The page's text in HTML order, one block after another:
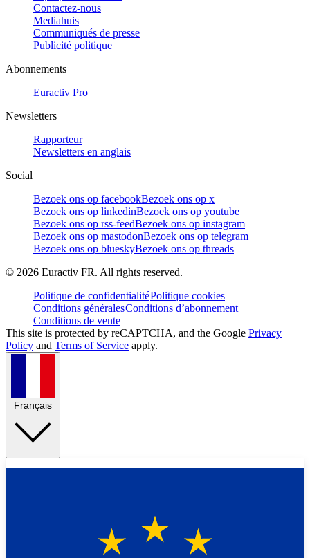
Contactez-nous
Mediahuis
Communiqués de presse
Publicité politique
Abonnements
Euractiv Pro
Newsletters
Rapporteur
Newsletters en anglais
Social
Bezoek ons op facebookBezoek ons op x
Bezoek ons op linkedinBezoek ons op youtube
Bezoek ons op rss-feedBezoek ons op instagram
Bezoek ons op mastodonBezoek ons op telegram
Bezoek ons op blueskyBezoek ons op threads
© 2026 Euractiv FR. All rights reserved.
Politique de confidentialitéPolitique cookies
Conditions généralesConditions d’abonnement
Conditions de vente
This site is protected by reCAPTCHA, and the Google Privacy
Policy and Terms of Service apply.
Français